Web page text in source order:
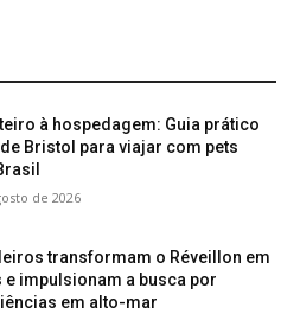
à hospedagem: Guia prático
Bristol para viajar com pets
de 2026
transformam o Réveillon em
e impulsionam a busca por
em alto-mar